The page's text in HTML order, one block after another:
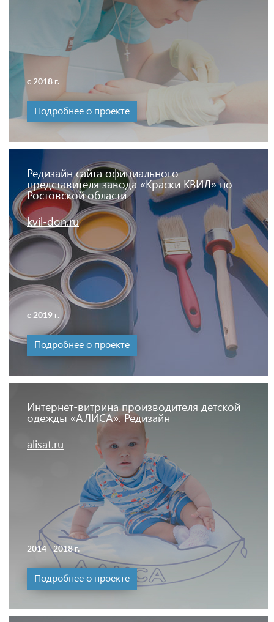
с 2018 г.
Подробнее о проекте
Редизайн сайта официального
представителя завода «Краски КВИЛ» по
Ростовской области
kvil-don.ru
с 2019 г.
Подробнее о проекте
Интернет-витрина производителя детской
одежды «АЛИСА». Редизайн
alisat.ru
2014 - 2018 г.
Подробнее о проекте